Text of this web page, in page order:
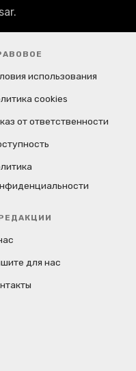
.
использования
cookies
от ответственности
для нас